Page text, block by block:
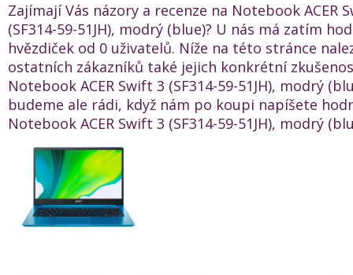
Zajímají Vás názory a recenze na Notebook ACER
(SF314-59-51JH), modrý (blue)? U nás má zatím
hvězdiček od 0 uživatelů. Níže na této stránce
ostatních zákazníků také jejich konkrétní
Notebook ACER Swift 3 (SF314-59-51JH), modrý
budeme ale rádi, když nám po koupi napíšete
Notebook ACER Swift 3 (SF314-59-51JH), modrý